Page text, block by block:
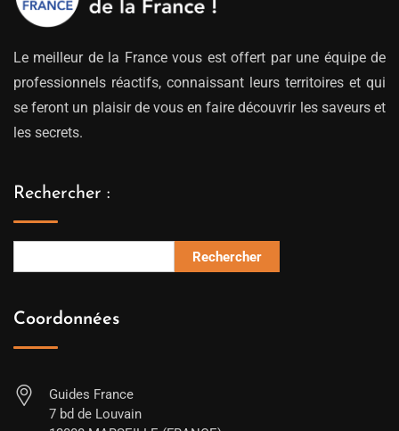
Le meilleur de la France vous est offert par une équipe de
professionnels réactifs, connaissant leurs territoires et qui
se feront un plaisir de vous en faire découvrir les saveurs et
les secrets.
Rechercher :
Rechercher
Coordonnées
Guides France
7 bd de Louvain